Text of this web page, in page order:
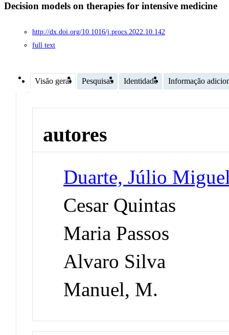
Decision models on therapies for intensive medicine
http://dx.doi.org/10.1016/j.procs.2022.10.142
full text
Visão geral Pesquisas Identidade Informação
autores
Duarte, Júlio
Cesar Quintas
Maria Passos
Alvaro Silva
Manuel, M.